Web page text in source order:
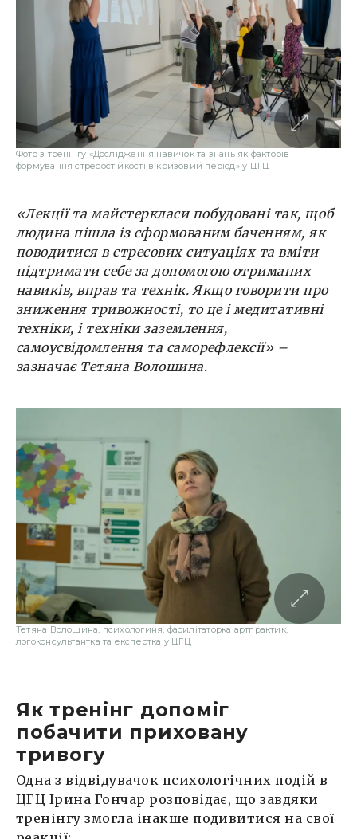
Фото з тренінгу «Дослідження навичок та знань як факторів
формування стресостійкості в кризовий період» у ЦГЦ
«Лекції та майстеркласи побудовані так, щоб
людина пішла із сформованим баченням, як
поводитися в стресових ситуаціях та вміти
підтримати себе за допомогою отриманих
навиків, вправ та технік. Якщо говорити про
зниження тривожності, то це і медитативні
техніки, і техніки заземлення,
самоусвідомлення та саморефлексії» –
зазначає Тетяна Волошина.
Тетяна Волошина, психологиня, фасилітаторка артпрактик,
логоконсультантка та експертка у ЦГЦ
Як тренінг допоміг
побачити приховану
тривогу
Одна з відвідувачок психологічних подій в
ЦГЦ Ірина Гончар розповідає, що завдяки
тренінгу змогла інакше подивитися на свої